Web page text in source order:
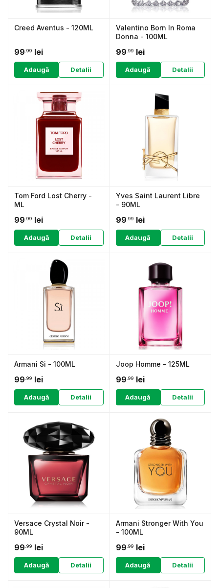
Creed Aventus - 120ML
99 .99 lei
Adaugă Detalii
Valentino Born In Roma
Donna - 100ML
99 .99 lei
Adaugă Detalii
Tom Ford Lost Cherry -
ML
99 .99 lei
Adaugă Detalii
Yves Saint Laurent Libre
- 90ML
99 .99 lei
Adaugă Detalii
Armani Si - 100ML
99 .99 lei
Adaugă Detalii
Joop Homme - 125ML
99 .99 lei
Adaugă Detalii
Versace Crystal Noir -
90ML
99 .99 lei
Adaugă Detalii
Armani Stronger With You
- 100ML
99 .99 lei
Adaugă Detalii